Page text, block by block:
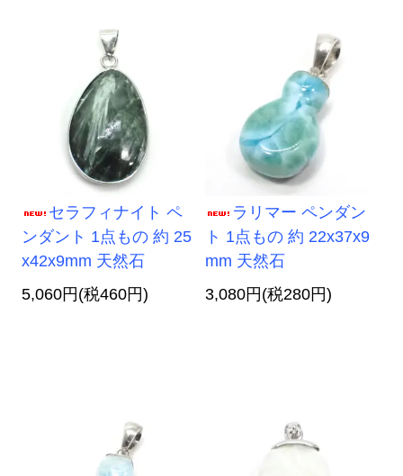
セラフィナイト ペ
ンダント 1点もの 約 25
x42x9mm 天然石
5,060円(税460円)
ラリマー ペンダン
ト 1点もの 約 22x37x9
mm 天然石
3,080円(税280円)